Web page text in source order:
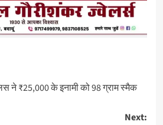
ने ₹25,000 के इनामी को 98 ग्राम स्मैक
Next: